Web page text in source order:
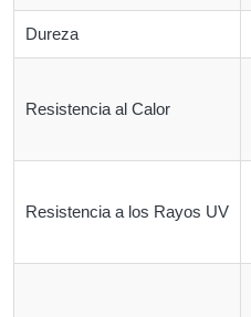
Dureza
Resistencia al Calor
Resistencia a los Rayos UV